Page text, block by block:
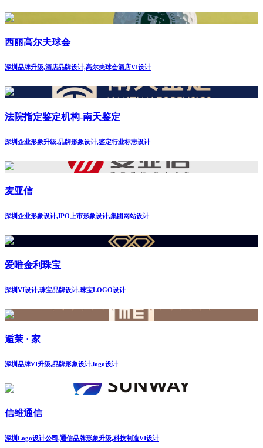
西丽高尔夫球会
深圳品牌升级,酒店品牌设计,高尔夫球会酒店VI设计
法院指定鉴定机构-南天鉴定
深圳企业形象升级.品牌形象设计,鉴定行业标志设计
麦亚信
深圳企业形象设计,IPO上市形象设计,集团网站设计
爱唯金利珠宝
深圳VI设计,珠宝品牌设计,珠宝LOGO设计
逅茉 · 家
深圳品牌VI升级,品牌形象设计,logo设计
信维通信
深圳Logo设计公司,通信品牌形象升级,科技制造VI设计